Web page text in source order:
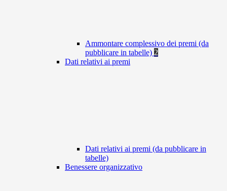
Ammontare complessivo dei premi (da
pubblicare in tabelle) 2
Dati relativi ai premi
Dati relativi ai premi (da pubblicare in
tabelle)
Benessere organizzativo